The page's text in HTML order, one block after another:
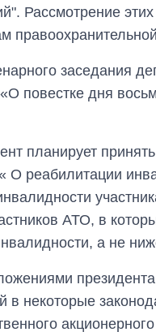
Рассмотрение
заседания
повестке дня
планирует
О реабилитации
АТО, в
а не
в некоторые